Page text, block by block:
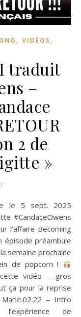
, VIDÉOS,
traduit
–
2 de
»
#CandaceOwens
l’affaire Becoming
épisode préambule
semaine prochaine
de popcorn !
vidéo – gros
ça pour la reprise
– Intro
de